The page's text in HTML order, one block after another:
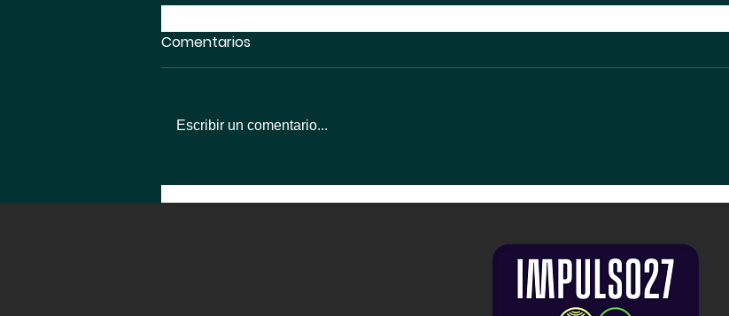
Comentarios
Escribir un comentario...